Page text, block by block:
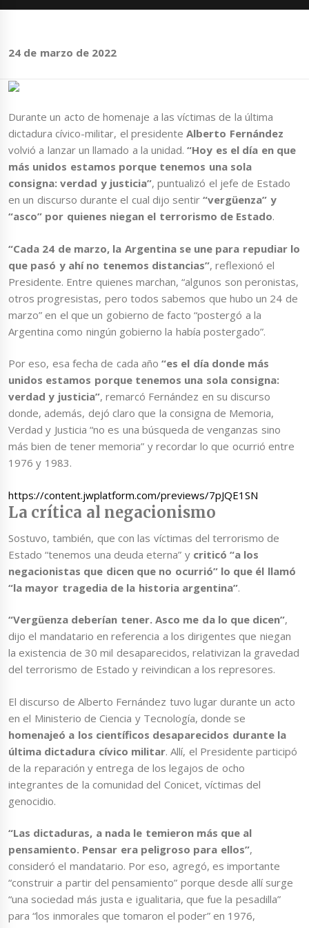
24 de marzo de 2022
Durante un acto de homenaje a las víctimas de la última
dictadura cívico-militar, el presidenteAlberto Fernández
volvió a lanzar un llamado a la unidad.“Hoy es el día en que
más unidos estamos porque tenemos una sola
consigna: verdad y justicia”, puntualizó el jefe de Estado
en un discurso durante el cual dijo sentir“vergüenza” y
“asco” por quienes niegan el terrorismo de Estado.
“Cada 24 de marzo, la Argentina se une para repudiar lo
que pasó y ahí no tenemos distancias”, reflexionó el
Presidente. Entre quienes marchan, “algunos son peronistas,
otros progresistas, pero todos sabemos que hubo un 24 de
marzo” en el que un gobierno de facto “postergó a la
Argentina como ningún gobierno la había postergado”.
Por eso, esa fecha de cada año“es el día donde más
unidos estamos porque tenemos una sola consigna:
verdad y justicia”, remarcó Fernández en su discurso
donde, además, dejó claro que la consigna de Memoria,
Verdad y Justicia “no es una búsqueda de venganzas sino
más bien de tener memoria” y recordar lo que ocurrió entre
1976 y 1983.
https://content.jwplatform.com/previews/7pJQE1SN
La crítica al negacionismo
Sostuvo, también, que con las víctimas del terrorismo de
Estado “tenemos una deuda eterna” y criticó “a los
negacionistas que dicen que no ocurrió” lo que él llamó
“la mayor tragedia de la historia argentina”.
“Vergüenza deberían tener. Asco me da lo que dicen”,
dijo el mandatario en referencia a los dirigentes que niegan
la existencia de 30 mil desaparecidos, relativizan la gravedad
del terrorismo de Estado y reivindican a los represores.
El discurso de Alberto Fernández tuvo lugar durante un acto
en el Ministerio de Ciencia y Tecnología, donde se
homenajeó a los científicos desaparecidos durante la
última dictadura cívico militar. Allí, el Presidente participó
de la reparación y entrega de los legajos de ocho
integrantes de la comunidad del Conicet, víctimas del
genocidio.
“Las dictaduras, a nada le temieron más que al
pensamiento. Pensar era peligroso para ellos”,
consideró el mandatario. Por eso, agregó, es importante
“construir a partir del pensamiento” porque desde allí surge
“una sociedad más justa e igualitaria, que fue la pesadilla”
para “los inmorales que tomaron el poder” en 1976,